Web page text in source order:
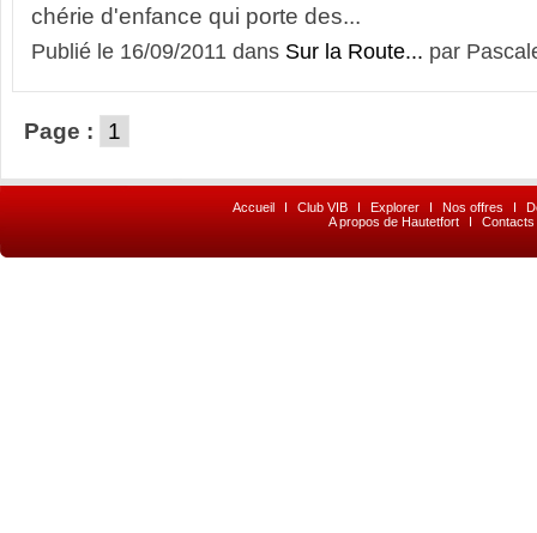
chérie d'enfance qui porte des...
Publié le 16/09/2011 dans Sur la Route... par
Page : 1
Accueil I Club VIB I Explorer I Nos offres I
A propos de Hautetfort
I Contacts